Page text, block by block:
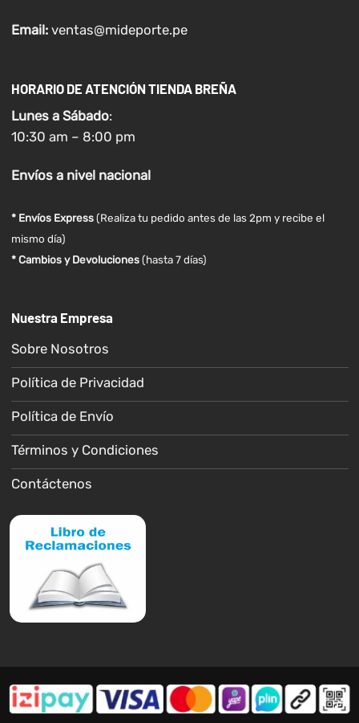
Email: ventas@mideporte.pe
HORARIO DE ATENCIÓN TIENDA BREÑA
Lunes a Sábado:
10:30 am – 8:00 pm
Envíosa nivel nacional
* Envíos Express(Realiza tu pedido antes de las 2pm y recibe el
mismo día)
* Cambios y Devoluciones (hasta 7 días)
Nuestra Empresa
Sobre Nosotros
Política de Privacidad
Política de Envío
Términos y Condiciones
Contáctenos